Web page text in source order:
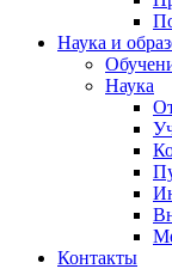
Наука и
Наука
Контакты